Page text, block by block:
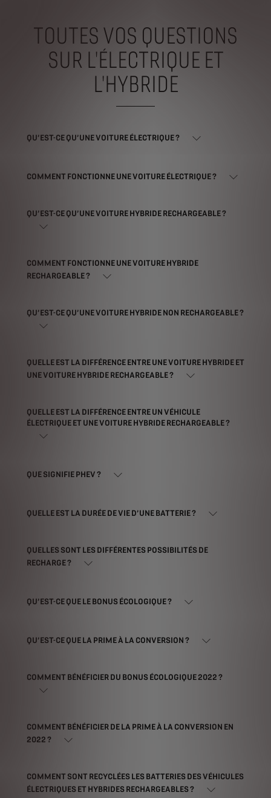
TOUTES VOS QUESTIONS
SUR L'ÉLECTRIQUE ET
L'HYBRIDE
QU’EST-CE QU’UNE VOITURE ÉLECTRIQUE ?
COMMENT FONCTIONNE UNE VOITURE ÉLECTRIQUE ?
QU’EST-CE QU’UNE VOITURE HYBRIDE RECHARGEABLE ?
COMMENT FONCTIONNE UNE VOITURE HYBRIDE
RECHARGEABLE ?
QU’EST-CE QU’UNE VOITURE HYBRIDE NON RECHARGEABLE ?
QUELLE EST LA DIFFÉRENCE ENTRE UNE VOITURE HYBRIDE ET
UNE VOITURE HYBRIDE RECHARGEABLE ?
QUELLE EST LA DIFFÉRENCE ENTRE UN VÉHICULE
ÉLECTRIQUE ET UNE VOITURE HYBRIDE RECHARGEABLE ?
QUE SIGNIFIE PHEV ?
QUELLE EST LA DURÉE DE VIE D’UNE BATTERIE ?
QUELLES SONT LES DIFFÉRENTES POSSIBILITÉS DE
RECHARGE ?
QU’EST-CE QUE LE BONUS ÉCOLOGIQUE ?
QU’EST-CE QUE LA PRIME À LA CONVERSION ?
COMMENT BÉNÉFICIER DU BONUS ÉCOLOGIQUE 2022 ?
COMMENT BÉNÉFICIER DE LA PRIME À LA CONVERSION EN
2022 ?
COMMENT SONT RECYCLÉES LES BATTERIES DES VÉHICULES
ÉLECTRIQUES ET HYBRIDES RECHARGEABLES ?